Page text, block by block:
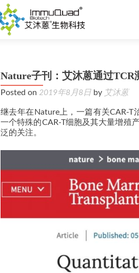
Nature子刊：艾沐蒽通过
Posted on 2019年8月8日 by 艾沐蒽
继去年在Nature上，一篇有关CAR-T
一个特殊的CAR-T细胞及其大量增殖
泛的关注。